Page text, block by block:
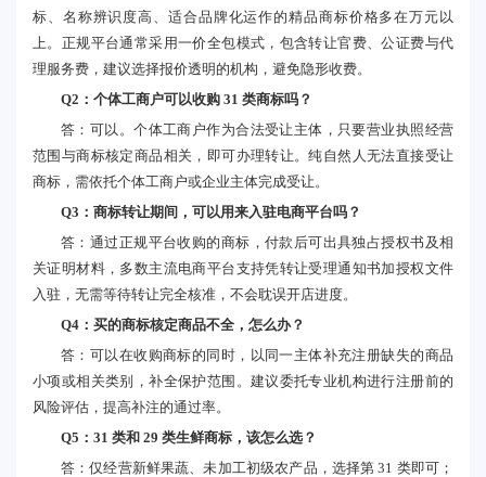
标、名称辨识度高、适合品牌化运作的精品商标价格多在万元以
上。正规平台通常采用一价全包模式，包含转让官费、公证费与代
理服务费，建议选择报价透明的机构，避免隐形收费。
Q2：个体工商户可以收购 31 类商标吗？
答：可以。个体工商户作为合法受让主体，只要营业执照经营
范围与商标核定商品相关，即可办理转让。纯自然人无法直接受让
商标，需依托个体工商户或企业主体完成受让。
Q3：商标转让期间，可以用来入驻电商平台吗？
答：通过正规平台收购的商标，付款后可出具独占授权书及相
关证明材料，多数主流电商平台支持凭转让受理通知书加授权文件
入驻，无需等待转让完全核准，不会耽误开店进度。
Q4：买的商标核定商品不全，怎么办？
答：可以在收购商标的同时，以同一主体补充注册缺失的商品
小项或相关类别，补全保护范围。建议委托专业机构进行注册前的
风险评估，提高补注的通过率。
Q5：31 类和 29 类生鲜商标，该怎么选？
答：仅经营新鲜果蔬、未加工初级农产品，选择第 31 类即可；